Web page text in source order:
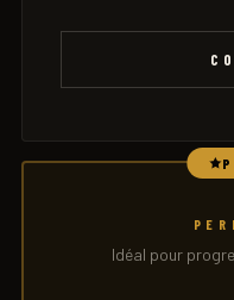
Idéal pour